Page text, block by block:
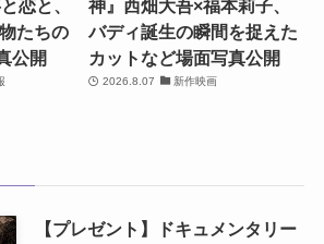
恋と、
たちの
公開
神』西畑大吾×福本莉子、
バディ誕生の瞬間を捉えた
カットなど場面写真公開
2026.8.07 新作映画
【プレゼント】ドキュメンタリー